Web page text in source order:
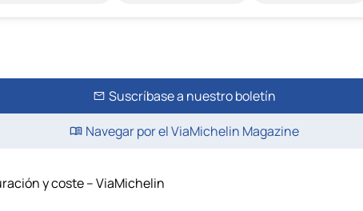
Suscríbase a nuestro boletín
Navegar por el ViaMichelin Magazine
y coste – ViaMichelin